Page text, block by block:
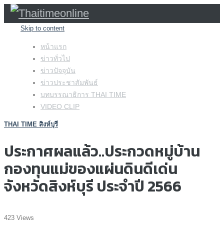
Skip to content
หน้าแรก
ข่าวทั่วไป
ข่าวปัจจุบัน
ข่าวประชาสัมพันธ์
บทบรรณาธิการ THAI TIME
VIDEO CLIP
THAI TIME สิงห์บุรี
ประกาศผลแล้ว..ประกวดหมู่บ้าน
กองทุนแม่ของแผ่นดินดีเด่น
จังหวัดสิงห์บุรี ประจำปี 2566
423 Views